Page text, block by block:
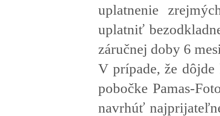
uplatnenie
uplatniť
záručnej doby 6
V prípade, že
pobočke Pamas-
navrhúť